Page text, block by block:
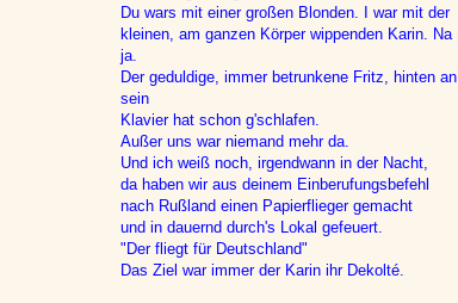
Du wars mit einer großen Blonden. I war mit der
kleinen, am ganzen Körper wippenden Karin. Na
ja.
Der geduldige, immer betrunkene Fritz, hinten an
sein
Klavier hat schon g'schlafen.
Außer uns war niemand mehr da.
Und ich weiß noch, irgendwann in der Nacht,
da haben wir aus deinem Einberufungsbefehl
nach Rußland einen Papierflieger gemacht
und in dauernd durch's Lokal gefeuert.
"Der fliegt für Deutschland"
Das Ziel war immer der Karin ihr Dekolté.